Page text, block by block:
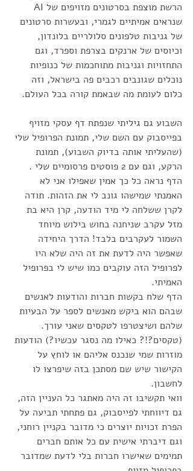
שנראים אמיתיים לגמרי, ובעשרות סרטונים
של גניבות טלפונים סלולריים בלונדון,
וכיוסים של ארנקים בצרפת וספרד, וגם
התחזויות וגניבות מתוחכמות של כנופיות
נוכלים שגונבים רכבים פה בישראל, וזה
כלום לעומת מה שבאמת קורה בכל העולם.
השבוע גם גיליתי שנפתח דף עסקי מזויף
בפייסבוק עם השם שלי, תמונת הפרופיל שלי
(שהעליתי אותה בדיוק השבוע), תמונת
הרקע, וגם עם 2 פוסטים פרסומיים שלי .
הדף נראה כל כך אמין שאפילו אני לא
האמנתי שמישהו גונב לי את הזהות. תודה
לקרן ששלחה לי מיד הודעה, קרן היא בת
מזל עקרב שניחנה בחוש בילוש מיוחד
השמור לעקרבים בלבד! הדרך היחידה
שאפשר היה לדעת את זה היה שלא היו
לפרופיל הזה עוקבים כמו שיש לי בפרופיל
האמיתי.
הדף שלח בקשות חברות והודעות לאנשים
שבהם הוא ביקש מאנשים לספר על הבעיות
שלהם ושיצטרפו לטקסים שאני עורך.
(טקסים?!? כאילו מה נסגר עכשיו?) הודעות
מוזרות שמי שנכנס אליהם או לוחץ על
הקישור שיש שם מסתכן בזה שיפרצו לו
לחשבון.
וואי תקשיבו זה היה מאתגר כל העניין הזה,
גם דיווחתי לפייסבוק, גם פתחתי תביעה על
הפרת זכויות יוצרים כי מדובר בקניין רוחני,
וגם דיברתי אישית עם כל אותם חברים
תמימים שאישרו חברות בלי לדעת שמדובר